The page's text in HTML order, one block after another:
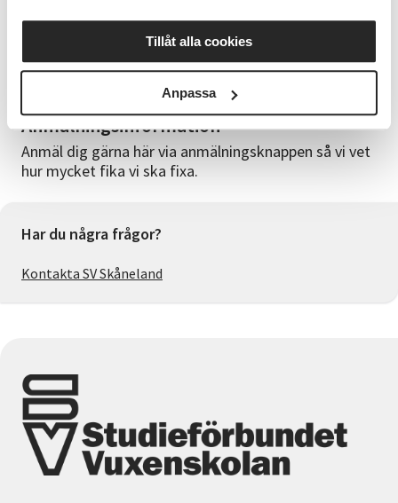
Tillåt alla cookies
Anpassa
Kulturprogrammet arrangeras i
samarbete med
Eslövsbygdens Naturskyddsförening
Anmälningsinformation
Anmäl dig gärna här via anmälningsknappen så vi vet
hur mycket fika vi ska fixa.
Har du några frågor?
Kontakta SV Skåneland